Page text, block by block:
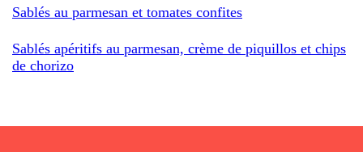
Sablés au parmesan et tomates confites
Sablés apéritifs au parmesan, crème de piquillos et chips
de chorizo